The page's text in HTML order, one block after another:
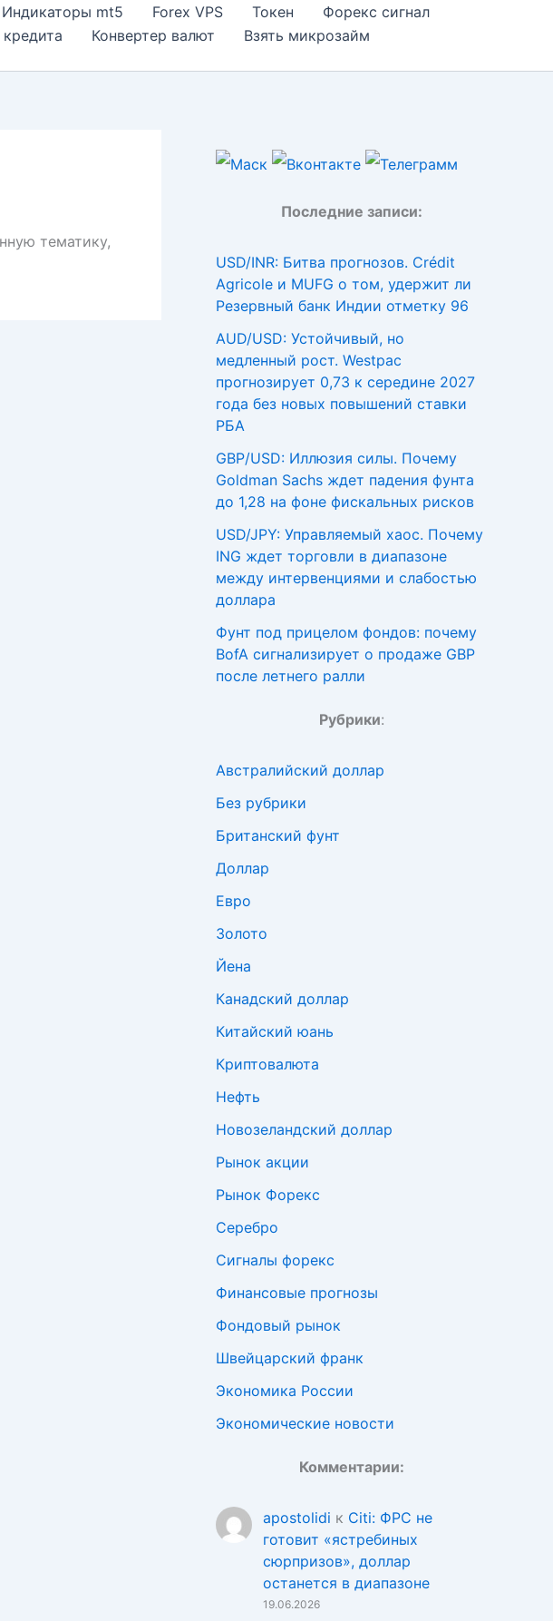
Индикаторы mt5 Forex VPS Токен
Форекс сигнал
Конвертер валют
Взять микрозайм
тематику,
Последние записи:
USD/INR: Битва прогнозов. Crédit
Agricole и MUFG о том, удержит ли
Резервный банк Индии отметку 96
AUD/USD: Устойчивый, но
медленный рост. Westpac
прогнозирует 0,73 к середине 2027
года без новых повышений ставки
РБА
GBP/USD: Иллюзия силы. Почему
Goldman Sachs ждет падения фунта
до 1,28 на фоне фискальных рисков
USD/JPY: Управляемый хаос. Почему
ING ждет торговли в диапазоне
между интервенциями и слабостью
доллара
Фунт под прицелом фондов: почему
BofA сигнализирует о продаже GBP
после летнего ралли
Рубрики:
Австралийский доллар
Без рубрики
Британский фунт
Доллар
Евро
Золото
Йена
Канадский доллар
Китайский юань
Криптовалюта
Нефть
Новозеландский доллар
Рынок акции
Рынок Форекс
Серебро
Сигналы форекс
Финансовые прогнозы
Фондовый рынок
Швейцарский франк
Экономика России
Экономические новости
Комментарии:
apostolidi к Citi: ФРС не
готовит «ястребиных
сюрпризов», доллар
останется в диапазоне
19.06.2026